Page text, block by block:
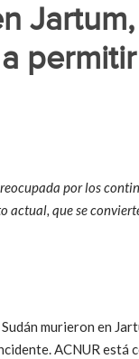
por los
actual, que se
murieron en
ACNUR está